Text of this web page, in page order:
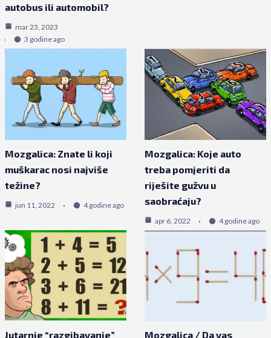
autobus ili automobil?
mar 23, 2023
3 godine ago
Mozgalica: Znate li koji
muškarac nosi najviše
težine?
jun 11, 2022 4 godine ago
Mozgalica: Koje auto
treba pomjeriti da
riješite gužvu u
saobraćaju?
apr 6, 2022 4 godine ago
Jutarnje “razgibavanje”
Mozgalica / Da vas